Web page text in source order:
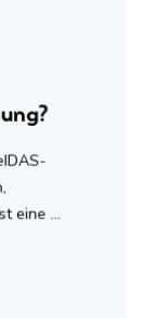
eine ...